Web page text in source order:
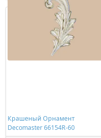
Крашеный Орнамент
Decomaster 66154R-60